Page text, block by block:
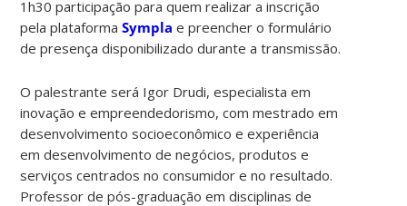
1h30 participação para quem realizar a inscrição
pela plataformaSympla e preencher o formulário
de presença disponibilizado durante a transmissão.
O palestrante será Igor Drudi, especialista em
inovação e empreendedorismo, com mestrado em
desenvolvimento socioeconômico e experiência
em desenvolvimento de negócios, produtos e
serviços centrados no consumidor e no resultado.
Professor de pós-graduação em disciplinas de